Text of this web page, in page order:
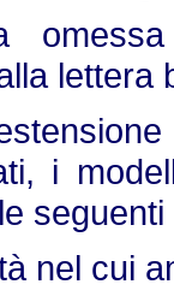
lettera
i
nel cui